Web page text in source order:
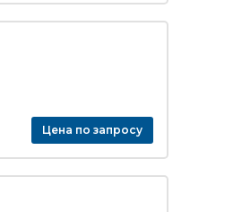
Цена по запросу